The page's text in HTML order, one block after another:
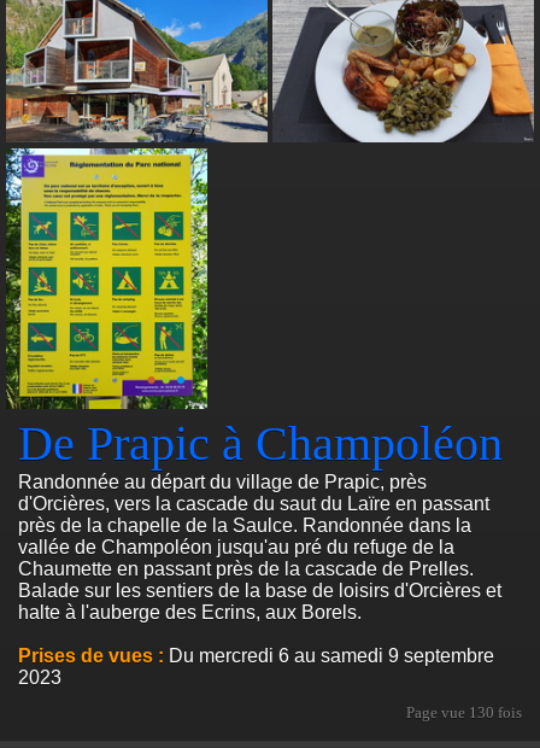
De Prapic à Champoléon
Randonnée au départ du village de Prapic, près
d'Orcières, vers la cascade du saut du Laïre en passant
près de la chapelle de la Saulce. Randonnée dans la
vallée de Champoléon jusqu'au pré du refuge de la
Chaumette en passant près de la cascade de Prelles.
Balade sur les sentiers de la base de loisirs d'Orcières et
halte à l'auberge des Ecrins, aux Borels.
Prises de vues : Du mercredi 6 au samedi 9 septembre
2023
Page vue 130 fois